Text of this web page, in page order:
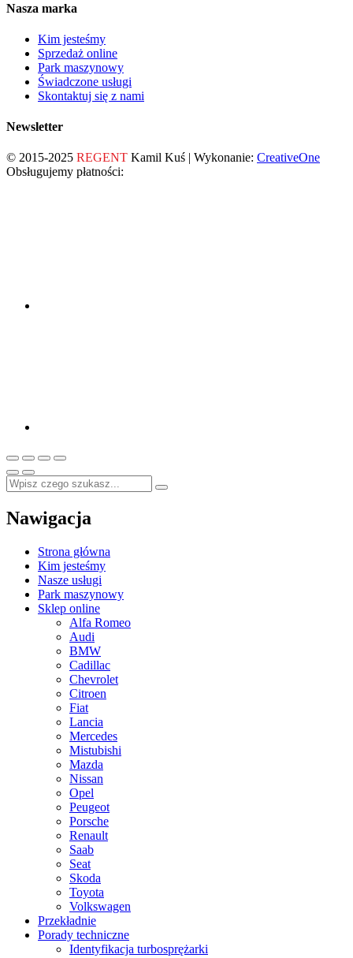
Nasza marka
Kim jesteśmy
Sprzedaż online
Park maszynowy
Świadczone usługi
Skontaktuj się z nami
Newsletter
© 2015-2025 REGENT Kamil Kuś | Wykonanie: CreativeOne
Obsługujemy płatności:
Nawigacja
Strona główna
Kim jesteśmy
Nasze usługi
Park maszynowy
Sklep online
Alfa Romeo
Audi
BMW
Cadillac
Chevrolet
Citroen
Fiat
Lancia
Mercedes
Mistubishi
Mazda
Nissan
Opel
Peugeot
Porsche
Renault
Saab
Seat
Skoda
Toyota
Volkswagen
Przekładnie
Porady techniczne
Identyfikacja turbosprężarki